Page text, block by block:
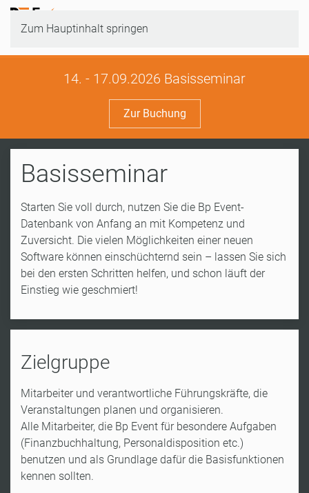
Zum Hauptinhalt springen
14. - 17.09.2026 Basisseminar
Zur Buchung
Basisseminar
Starten Sie voll durch, nutzen Sie die Bp Event-
Datenbank von Anfang an mit Kompetenz und
Zuversicht. Die vielen Möglichkeiten einer neuen
Software können einschüchternd sein – lassen Sie sich
bei den ersten Schritten helfen, und schon läuft der
Einstieg wie geschmiert!
Zielgruppe
Mitarbeiter und verantwortliche Führungskräfte, die
Veranstaltungen planen und organisieren.
Alle Mitarbeiter, die Bp Event für besondere Aufgaben
(Finanzbuchhaltung, Personaldisposition etc.)
benutzen und als Grundlage dafür die Basisfunktionen
kennen sollten.